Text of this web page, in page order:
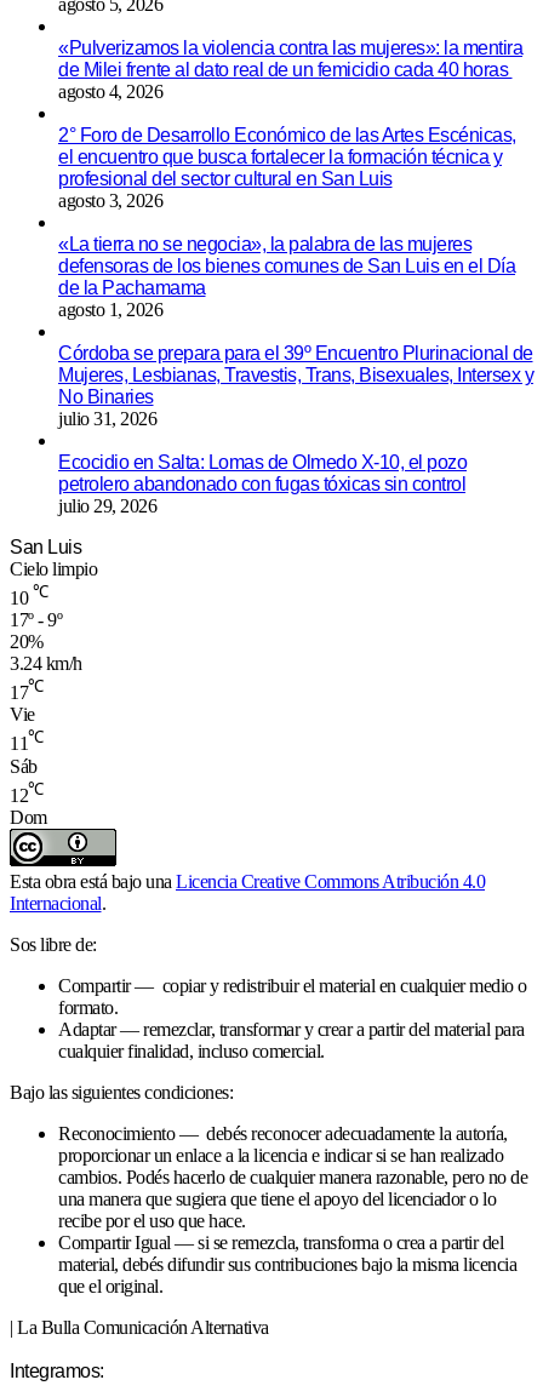
«Pulverizamos la violencia contra las mujeres»: la mentira
de Milei frente al dato real de un femicidio cada 40 horas
agosto 4, 2026
2° Foro de Desarrollo Económico de las Artes Escénicas,
el encuentro que busca fortalecer la formación técnica y
profesional del sector cultural en San Luis
agosto 3, 2026
«La tierra no se negocia», la palabra de las mujeres
defensoras de los bienes comunes de San Luis en el Día
de la Pachamama
agosto 1, 2026
Córdoba se prepara para el 39º Encuentro Plurinacional de
Mujeres, Lesbianas, Travestis, Trans, Bisexuales, Intersex y
No Binaries
julio 31, 2026
Ecocidio en Salta: Lomas de Olmedo X-10, el pozo
petrolero abandonado con fugas tóxicas sin control
julio 29, 2026
San Luis
Cielo limpio
10 ℃
17º - 9º
20%
3.24 km/h
17℃
Vie
11℃
Sáb
12℃
Dom
Esta obra está bajo una Licencia Creative Commons Atribución 4.0
Internacional.
Sos libre de:
Compartir — copiar y redistribuir el material en cualquier medio o
formato.
Adaptar — remezclar, transformar y crear a partir del material para
cualquier finalidad, incluso comercial.
Bajo las siguientes condiciones:
Reconocimiento — debés reconocer adecuadamente la autoría,
proporcionar un enlace a la licencia e indicar si se han realizado
cambios. Podés hacerlo de cualquier manera razonable, pero no de
una manera que sugiera que tiene el apoyo del licenciador o lo
recibe por el uso que hace.
Compartir Igual — si se remezcla, transforma o crea a partir del
material, debés difundir sus contribuciones bajo la misma licencia
que el original.
| La Bulla Comunicación Alternativa
Integramos: